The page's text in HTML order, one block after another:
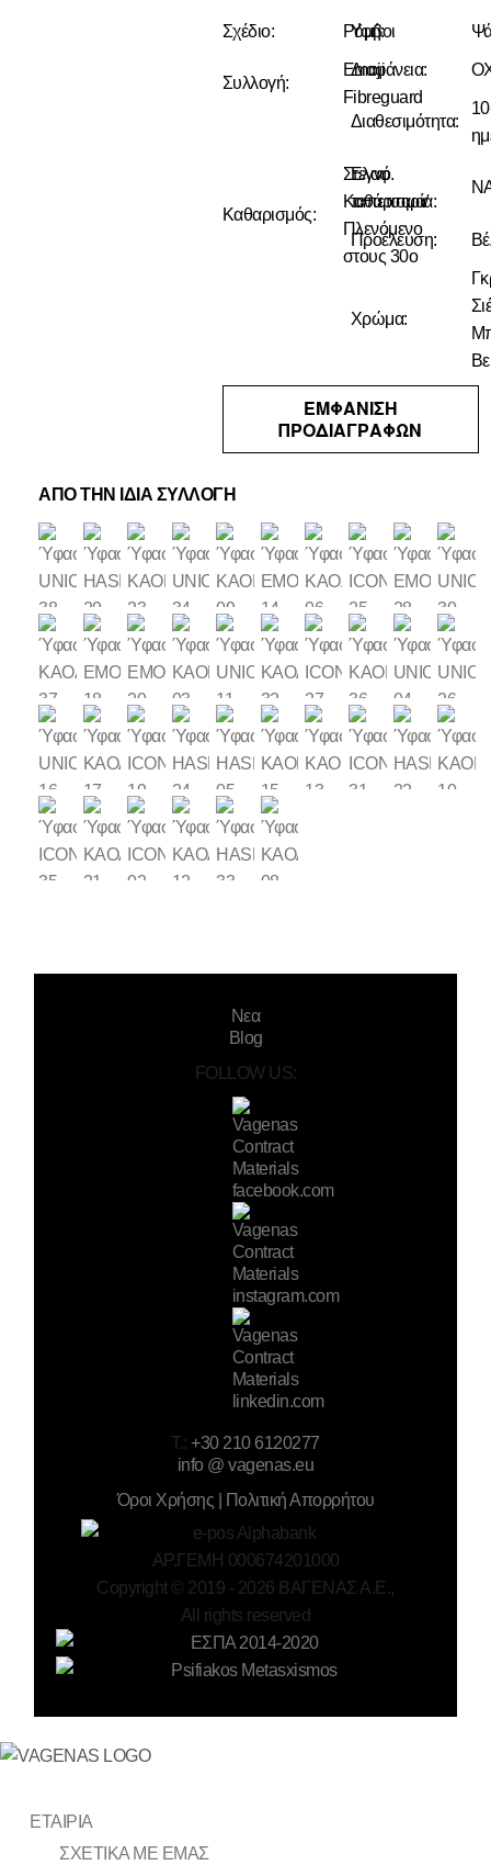
Σχέδιο: Ρόμβοι
Υφή:
Συλλογή:
Emoji
Fibreguard
Διαφάνεια:
Διαθεσιμότητα:
Καθαρισμός:
Στεγνό
Καθάρισμα/
Πλενόμενο
στους 30ο
Ελαφ.
ταπετσαρία:
Προέλευση:
Χρώμα:
ΕΜΦΑΝΙΣΗ
ΠΡΟΔΙΑΓΡΑΦΩΝ
ΑΠΟ ΤΗΝ ΙΔΙΑ ΣΥΛΛΟΓΗ
Νεα
Blog
FOLLOW US:
T.:+30 210 6120277
info @ vagenas.eu
Όροι Χρήσης | Πολιτική Απορρήτου
ΑΡ.ΓΕΜΗ 000674201000
Copyright © 2019 - 2026 ΒΑΓΕΝΑΣ Α.Ε.,
All rights reserved
ΕΤΑΙΡΙΑ
ΣΧΕΤΙΚΑ ΜΕ ΕΜΑΣ